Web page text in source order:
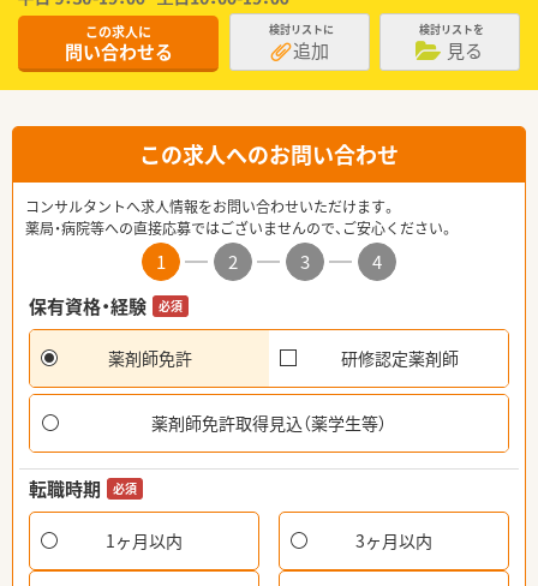
この求人に
問い合わせる
検討リストに
追加
検討リストを
見る
この求人へのお問い合わせ
コンサルタントへ求人情報をお問い合わせいただけます。
薬局・病院等への直接応募ではございませんので、ご安心ください。
1 2 3
4
保有資格・経験
必須
薬剤師免許 研修認定薬剤師
薬剤師免許取得見込（薬学生等）
転職時期 必須
1ヶ月以内 3ヶ月以内